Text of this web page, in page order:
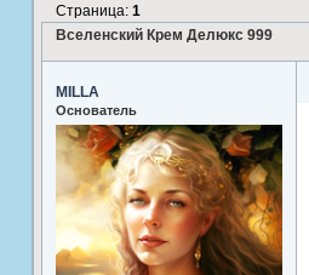
Вселенский Крем Делюкс 999
Страница: 1
MILLA
Основатель